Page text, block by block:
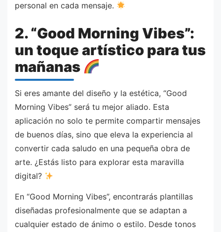
personal en cada mensaje.
2. “Good Morning Vibes”:
un toque artístico para tus
mañanas
Si eres amante del diseño y la estética, “Good
Morning Vibes” será tu mejor aliado. Esta
aplicación no solo te permite compartir mensajes
de buenos días, sino que eleva la experiencia al
convertir cada saludo en una pequeña obra de
arte. ¿Estás listo para explorar esta maravilla
digital?
En “Good Morning Vibes”, encontrarás plantillas
diseñadas profesionalmente que se adaptan a
cualquier estado de ánimo o estilo. Desde tonos